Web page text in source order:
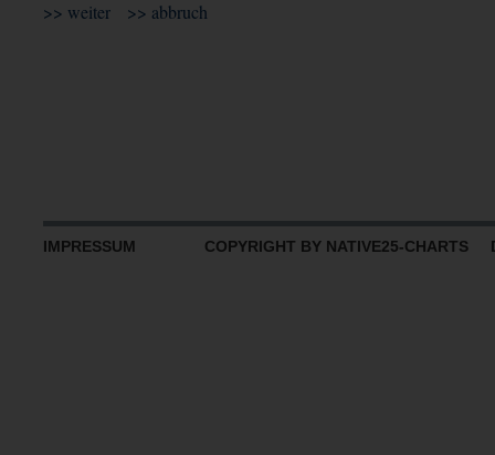
IMPRESSUM COPYRIGHT BY NATIVE25-CHARTS